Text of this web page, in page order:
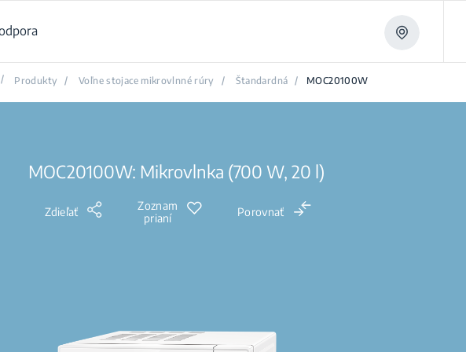
/ Produkty / Voľne stojace mikrovlnné rúry / Štandardná / MOC20100W
MOC20100W: Mikrovlnka (700 W, 20 l)
Zdieľať
Zoznam
prianí
Porovnať